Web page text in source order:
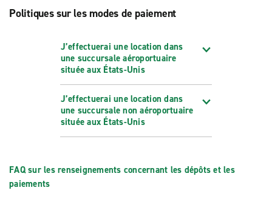
Politiques sur les modes de paiement
J’effectuerai une location dans
une succursale aéroportuaire
située aux États-Unis
J’effectuerai une location dans
une succursale non aéroportuaire
située aux États-Unis
FAQ sur les renseignements concernant les dépôts et les
paiements